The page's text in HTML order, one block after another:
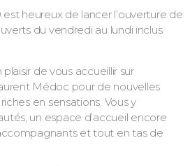
est heureux de lancer l’ouverture de
du vendredi au lundi inclus
de vous accueillir sur
Médoc pour de nouvelles
en sensations. Vous y
un espace d’accueil encore
et tout en tas de